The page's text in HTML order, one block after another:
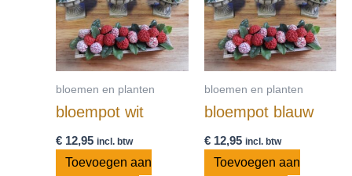
bloemen en planten
bloempot wit
€ 12,95 incl. btw
Toevoegen aan
bloemen en planten
bloempot blauw
€12,95 incl. btw
Toevoegen aan